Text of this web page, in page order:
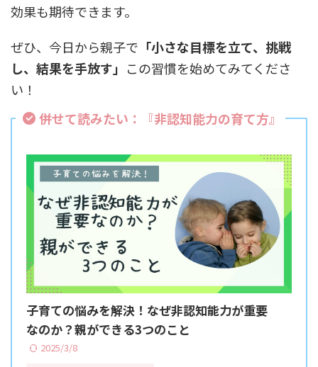
効果も期待できます。
ぜひ、今日から親子で 「小さな目標を立て、挑戦
し、結果を手放す」 この習慣を始めてみてくださ
い！
併せて読みたい：『非認知能力の育て方』
子育ての悩みを解決！なぜ非認知能力が重要
なのか？親ができる3つのこと
2025/3/8